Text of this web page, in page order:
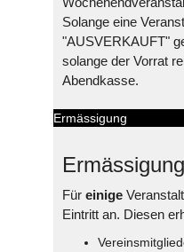
Solange eine
"AUSVERKAUFT"
solange der Vorrat
Abendkasse.
Ermässigung
Ermässigung
Für einige
Eintritt an. Diesen